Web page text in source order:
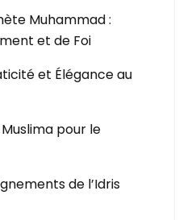
Muhammad :
et de Foi
et Élégance au
Muslima pour le
de l’Idris